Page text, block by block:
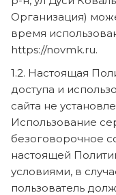
Организация)
время
https://novmk.ru.
1.2. Настоящая
доступа и
сайта не
Использование
безоговорочное
настоящей
условиями, в
пользователь